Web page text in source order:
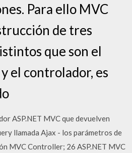
Para ello MVC
de tres
que son el
el controlador, es
ASP.NET MVC que devuelven
llamada Ajax - los parámetros de
MVC Controller; 26 ASP.NET MVC